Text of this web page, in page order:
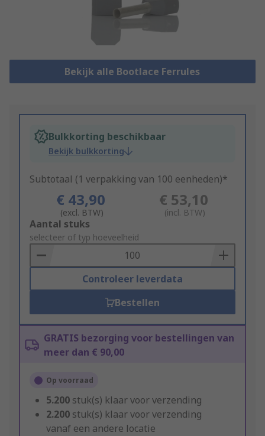
Bekijk alle Bootlace Ferrules
Bulkkorting beschikbaar
Bekijk bulkkorting
Subtotaal (1 verpakking van 100 eenheden)*
€ 43,90
(excl. BTW)
€ 53,10
(incl. BTW)
Add
to
Basket
Aantal stuks
selecteer of typ hoeveelheid
Controleer leverdata
Bestellen
GRATIS bezorging voor bestellingen van
meer dan € 90,00
Op voorraad
5.200 stuk(s) klaar voor verzending
2.200 stuk(s) klaar voor verzending
vanaf een andere locatie